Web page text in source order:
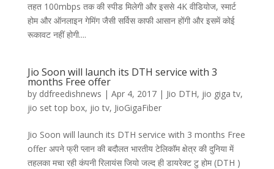
तहत 100mbps तक की स्पीड मिलेगी और इससे 4K वीडियोज, स्मार्ट
होम और ऑनलाइन गेमिंग जैसी सर्विस काफी आसान होंगी और इसमें कोई
रूकावट नहीं होगी....
Jio Soon will launch its DTH service with 3
months Free offer
by ddfreedishnews | Apr 4, 2017| Jio DTH, jio giga tv,
jio set top box, jio tv, JioGigaFiber
Jio Soon will launch its DTH service with 3 months Free
offer अपने फ्री प्लान की बदौलत भारतीय टेलिकॉम क्षेत्र की दुनिया में
तहलका मचा रही कंपनी रिलायंस जियो जल्द ही डायरेक्ट टु होम (DTH )